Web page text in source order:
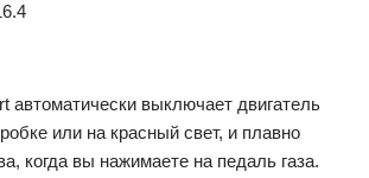
автоматически выключает двигатель
или на красный свет, и плавно
когда вы нажимаете на педаль газа.